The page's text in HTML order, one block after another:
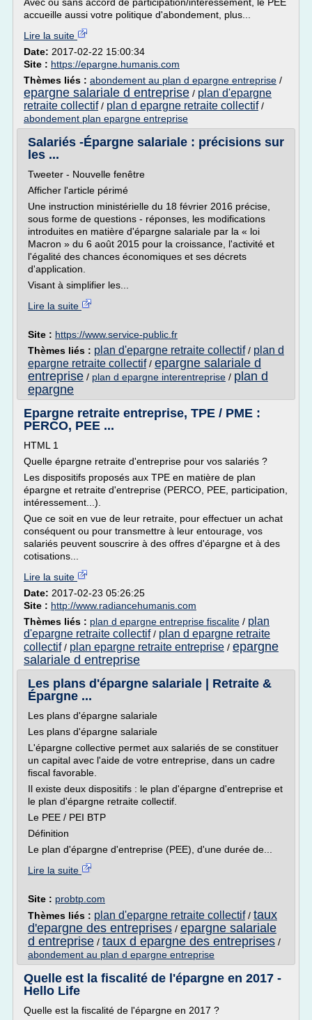
accueille aussi votre politique d'abondement, plus...
Lire la suite
Date: 2017-02-22 15:00:34
Site : https://epargne.humanis.com
Thèmes liés : abondement au plan d epargne entreprise /
epargne salariale d entreprise / plan d'epargne
retraite collectif/ plan d epargne retraite collectif/
abondement plan epargne entreprise
Salariés -Épargne salariale : précisions sur
les ...
Tweeter - Nouvelle fenêtre
Afficher l'article périmé
Une instruction ministérielle du 18 février 2016 précise,
sous forme de questions - réponses, les modifications
introduites en matière d'épargne salariale par la « loi
Macron » du 6 août 2015 pour la croissance, l'activité et
l'égalité des chances économiques et ses décrets
d'application.
Visant à simplifier les...
Lire la suite
Site : https://www.service-public.fr
Thèmes liés : plan d'epargne retraite collectif/ plan d
epargne retraite collectif/ epargne salariale d
entreprise / plan d epargne interentreprise / plan d
epargne
Epargne retraite entreprise, TPE / PME :
PERCO, PEE ...
HTML 1
Quelle épargne retraite d'entreprise pour vos salariés ?
Les dispositifs proposés aux TPE en matière de plan
épargne et retraite d'entreprise (PERCO, PEE, participation,
intéressement...).
Que ce soit en vue de leur retraite, pour effectuer un achat
conséquent ou pour transmettre à leur entourage, vos
salariés peuvent souscrire à des offres d'épargne et à des
cotisations...
Lire la suite
Date: 2017-02-23 05:26:25
Site : http://www.radiancehumanis.com
Thèmes liés : plan d epargne entreprise fiscalite / plan
d'epargne retraite collectif/ plan d epargne retraite
collectif/ plan epargne retraite entreprise / epargne
salariale d entreprise
Les plans d'épargne salariale | Retraite &
Épargne ...
Les plans d'épargne salariale
Les plans d'épargne salariale
L'épargne collective permet aux salariés de se constituer
un capital avec l'aide de votre entreprise, dans un cadre
fiscal favorable.
Il existe deux dispositifs : le plan d'épargne d'entreprise et
le plan d'épargne retraite collectif.
Le PEE / PEI BTP
Définition
Le plan d'épargne d'entreprise (PEE), d'une durée de...
Lire la suite
Site : probtp.com
Thèmes liés : plan d'epargne retraite collectif/ taux
d'epargne des entreprises / epargne salariale
d entreprise / taux d epargne des entreprises /
abondement au plan d epargne entreprise
Quelle est la fiscalité de l'épargne en 2017 -
Hello Life
Quelle est la fiscalité de l'épargne en 2017 ?